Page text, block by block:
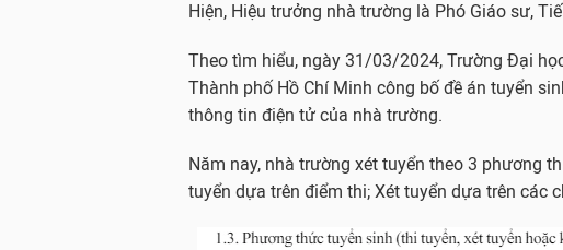
Hiện, Hiệu trưởng nhà trường là Phó Giáo sư,
Theo tìm hiểu, ngày 31/03/2024, Trường Đại
Thành phố Hồ Chí Minh công bố đề án tuyển
thông tin điện tử của nhà trường.
Năm nay, nhà trường xét tuyển theo 3 phương
tuyển dựa trên điểm thi; Xét tuyển dựa trên các